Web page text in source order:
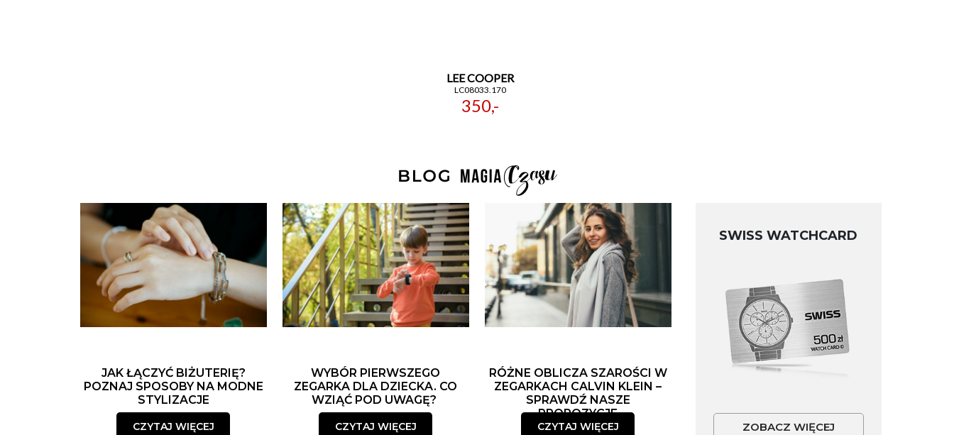
LEE COOPER
LC08033.170
350,-
JAK ŁĄCZYĆ BIŻUTERIĘ?
POZNAJ SPOSOBY NA MODNE
STYLIZACJE
CZYTAJ WIĘCEJ
WYBÓR PIERWSZEGO
ZEGARKA DLA DZIECKA. CO
WZIĄĆ POD UWAGĘ?
CZYTAJ WIĘCEJ
RÓŻNE OBLICZA SZAROŚCI W
ZEGARKACH CALVIN KLEIN –
SPRAWDŹ NASZE
PROPOZYCJE
CZYTAJ WIĘCEJ
SWISS WATCHCARD
ZOBACZ WIĘCEJ